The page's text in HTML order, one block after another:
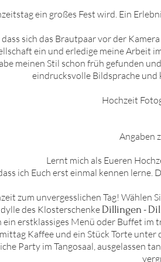
ein großes Fest wird. Ein
sich das Brautpaar vor der
ein und erledige meine
meinen Stil schon früh gefunden
eindrucksvolle Bildsprache
Hochzeit
Angaben
Lernt mich als Eueren
ich Euch erst einmal kennen
zum unvergesslichen Tag! Wählen
des Klosterschenke Dillingen -
ein erstklassiges Menü oder Buffet
Kaffee und ein Stück Torte
Party im Tangosaal, ausgelassen